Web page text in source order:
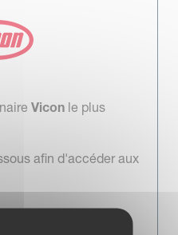
Vicon le plus
afin d'accéder aux